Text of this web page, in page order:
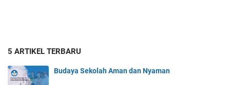
5 ARTIKEL TERBARU
Budaya Sekolah Aman dan Nyaman